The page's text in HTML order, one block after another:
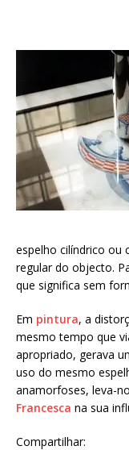
espelho cilíndrico ou
regular do objecto.
que significa sem
Em pintura, a
mesmo tempo que
apropriado, gerava
uso do mesmo
anamorfoses, leva-
Francesca na sua
Compartilhar: